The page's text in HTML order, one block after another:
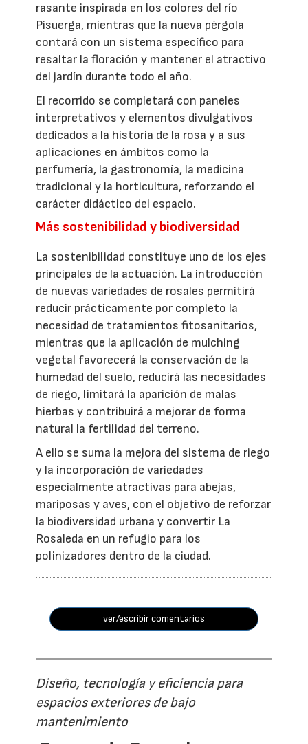
rasante inspirada en los colores del río
Pisuerga, mientras que la nueva pérgola
contará con un sistema específico para
resaltar la floración y mantener el atractivo
del jardín durante todo el año.
El recorrido se completará con paneles
interpretativos y elementos divulgativos
dedicados a la historia de la rosa y a sus
aplicaciones en ámbitos como la
perfumería, la gastronomía, la medicina
tradicional y la horticultura, reforzando el
carácter didáctico del espacio.
Más sostenibilidad y biodiversidad
La sostenibilidad constituye uno de los ejes
principales de la actuación. La introducción
de nuevas variedades de rosales permitirá
reducir prácticamente por completo la
necesidad de tratamientos fitosanitarios,
mientras que la aplicación de mulching
vegetal favorecerá la conservación de la
humedad del suelo, reducirá las necesidades
de riego, limitará la aparición de malas
hierbas y contribuirá a mejorar de forma
natural la fertilidad del terreno.
A ello se suma la mejora del sistema de riego
y la incorporación de variedades
especialmente atractivas para abejas,
mariposas y aves, con el objetivo de reforzar
la biodiversidad urbana y convertir La
Rosaleda en un refugio para los
polinizadores dentro de la ciudad.
ver/escribir comentarios
Diseño, tecnología y eficiencia para
espacios exteriores de bajo
mantenimiento